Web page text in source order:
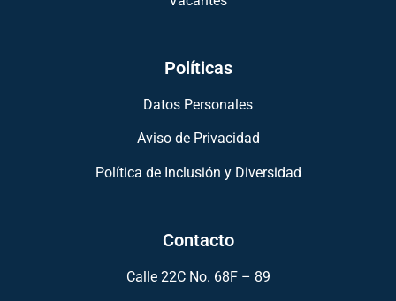
Políticas
Datos Personales
Aviso de Privacidad
Política de Inclusión y Diversidad
Contacto
Calle 22C No. 68F – 89